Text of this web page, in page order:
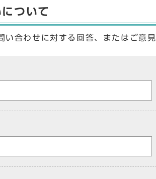
ついて
い合わせに対する回答、またはご意